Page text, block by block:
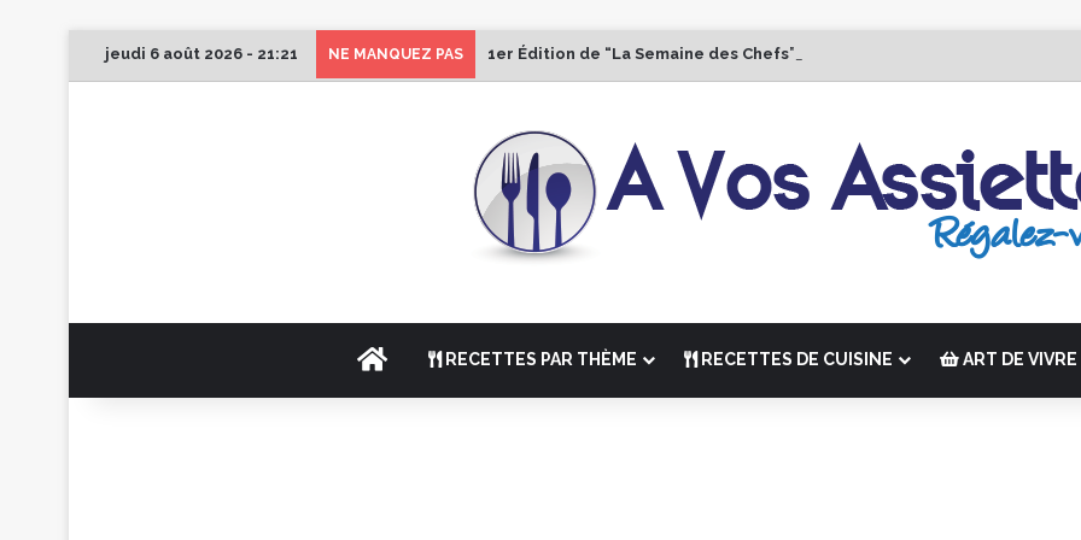
jeudi 6 août 2026 - 21:21 NE MANQUEZ PAS 1er Édition de “La Semaine des Chefs” du 19 au 24 octobre 2026
ACCUEILRECETTES PAR THÈME RECETTES DE CUISINE ART DE VIVRE